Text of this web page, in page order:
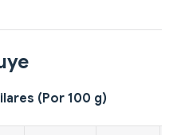
(Por 100 g)